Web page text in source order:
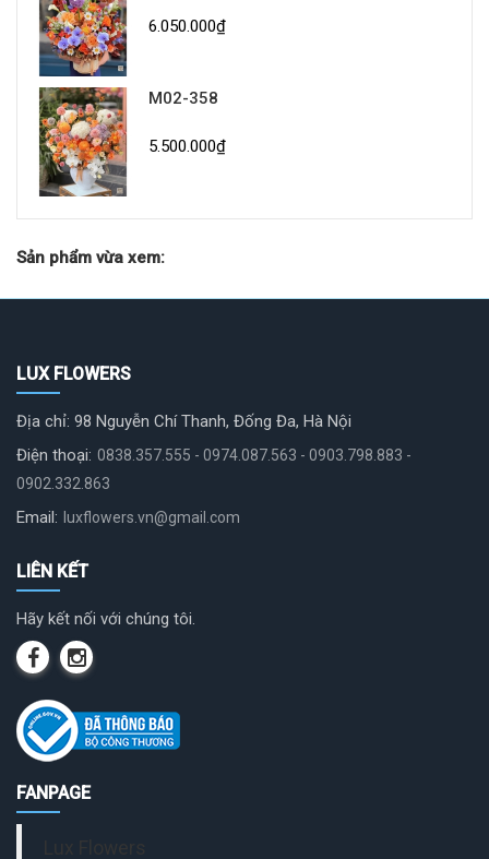
6.050.000₫
M02-358
5.500.000₫
Sản phẩm vừa xem:
LUX FLOWERS
Địa chỉ: 98 Nguyễn Chí Thanh, Đống Đa, Hà Nội
Điện thoại: 0838.357.555 - 0974.087.563 - 0903.798.883 -
0902.332.863
Email: luxflowers.vn@gmail.com
LIÊN KẾT
Hãy kết nối với chúng tôi.
FANPAGE
Lux Flowers